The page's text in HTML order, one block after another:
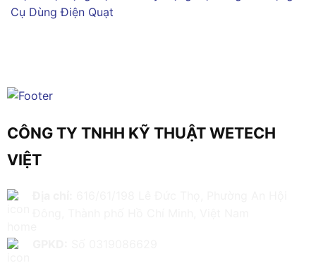
Cụ Dùng Điện Quạt
CÔNG TY TNHH KỸ THUẬT WETECH
VIỆT